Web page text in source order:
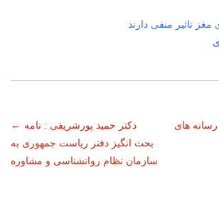
تاثیر منفی دارند
← دکتر حمید پورشریفی : نامه
بحث انگیز دفتر ریاست جمهوری به
سازمان نظام روانشناسی و مشاوره
رسانه های